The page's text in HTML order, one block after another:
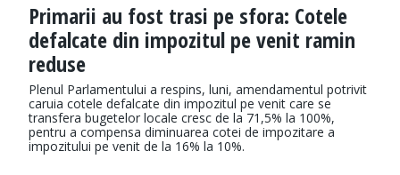
Primarii au fost trasi pe sfora: Cotele
defalcate din impozitul pe venit ramin
reduse
Plenul Parlamentului a respins, luni, amendamentul potrivit
caruia cotele defalcate din impozitul pe venit care se
transfera bugetelor locale cresc de la 71,5% la 100%,
pentru a compensa diminuarea cotei de impozitare a
impozitului pe venit de la 16% la 10%.